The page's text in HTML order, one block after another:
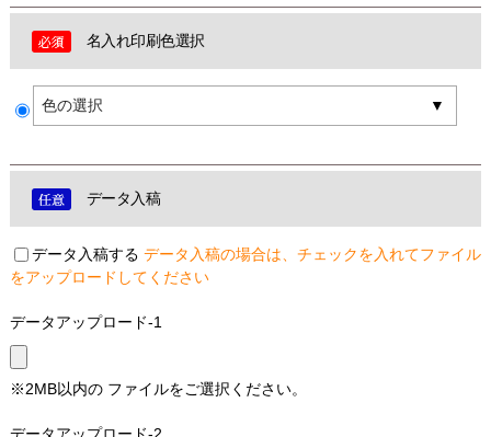
名入れ印刷色選択
色の選択
データ入稿
データ入稿する データ入稿の場合は、チェックを入れてファイル
をアップロードしてください
データアップロード-1
※2MB以内の ファイルをご選択ください。
データアップロード-2